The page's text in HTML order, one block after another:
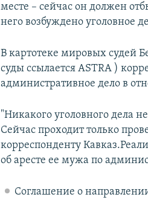
месте – сейчас он должен
него возбуждено уголовное
В картотеке мировых судей
суды ссылается ASTRA )
административное дело в
"Никакого уголовного дела
Сейчас проходит только
корреспонденту
об аресте ее мужа по
Соглашение о